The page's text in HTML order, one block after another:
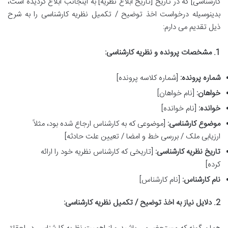
بدینوسیله درخواست اخذ توضیح / تکمیل نظریه کارشناسی را به شرح
ذیل تقدیم می دارم:
1. مشخصات پرونده و نظریه کارشناسی:
شماره پرونده: [شماره کلاسه پرونده]
خواهان: [نام خواهان]
خوانده: [نام خوانده]
موضوع کارشناسی: [موضوعی که به کارشناس ارجاع شده بود، مثلاً
ارزیابی ملک / بررسی خط و امضا / تعیین علت حادثه]
تاریخ نظریه کارشناسی: [تاریخی که کارشناس نظریه خود را ارائه
کرده]
نام کارشناس: [نام کارشناس]
2. دلایل نیاز به اخذ توضیح / تکمیل نظریه کارشناسی: